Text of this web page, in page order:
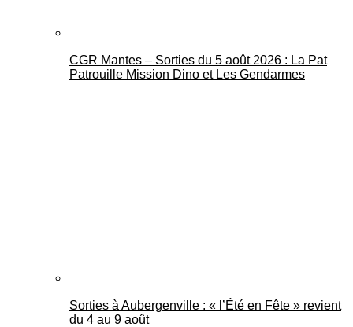
CGR Mantes – Sorties du 5 août 2026 : La Pat
Patrouille Mission Dino et Les Gendarmes
Sorties à Aubergenville : « l’Été en Fête » revient
du 4 au 9 août